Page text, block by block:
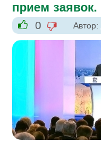
прием заявок.
+1
0
-1
Автор: